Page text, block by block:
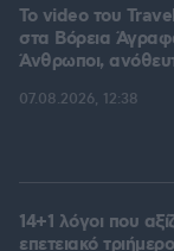
To video του
στα Βόρεια
Άνθρωποι,
07.08.2026, 12:38
14+1 λόγοι που
επετειακό